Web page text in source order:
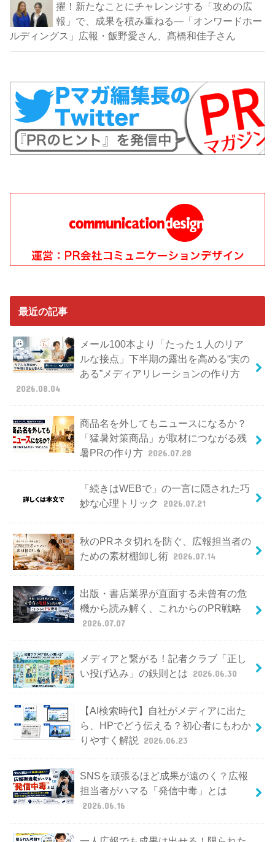
擢！新たなことにチャレンジする「攻めの広
報」で、成果を積み重ねる―「オンワードホー
ルディングス」広報・飯野愛さん、髙橋和佳子さん
最近の記事
メール100本より「たった１人のリア
ルな接点」下半期の露出を高める“実の
ある”メディアリレーションの作り方
2026.08.04
商品名を外してもニュースになるか？
「猛暑対策商品」が取材につながる残
暑PRの作り方 2026.07.28
「続きはWEBで」の一言に隠された巧
妙な心理トリック
2026.07.21
秋のPRネタ切れを防ぐ、広報担当者の
ための素材棚卸し術 2026.07.14
出版・書店業界が直面する未曾有の危
機から読み解く、これからのPR戦略
2026.07.07
メディアと繋がる！記者クラブ「正し
い投げ込み」の鉄則とは 2026.06.30
【AI検索時代】自社がメディアに出た
ら、HPでどう伝える？初心者にもわか
りやすく解説
2026.06.23
SNSを頑張るほど成果が遠のく？広報
担当者がハマる「発信中毒」とは
2026.06.16